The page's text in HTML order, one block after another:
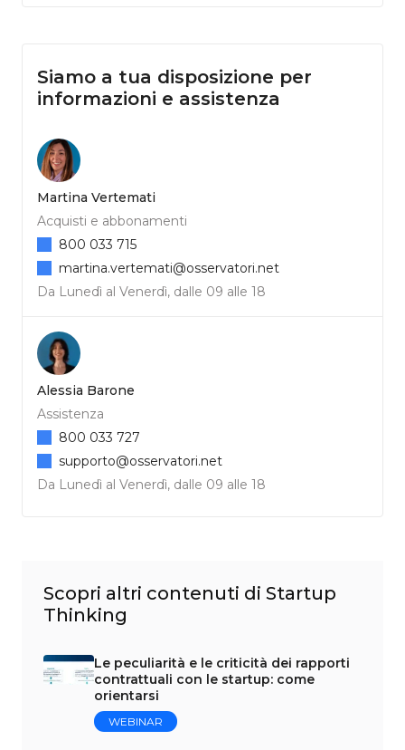
Siamo a tua disposizione per
informazioni e assistenza
Martina Vertemati
Acquisti e abbonamenti
Da Lunedì al Venerdì, dalle 09 alle 18
800 033 715
martina.vertemati@osservatori.net
Alessia Barone
Assistenza
Da Lunedì al Venerdì, dalle 09 alle 18
800 033 727
supporto@osservatori.net
Scopri altri contenuti di Startup
Thinking
Le peculiarità e le criticità dei rapporti
contrattuali con le startup: come
orientarsi
WEBINAR